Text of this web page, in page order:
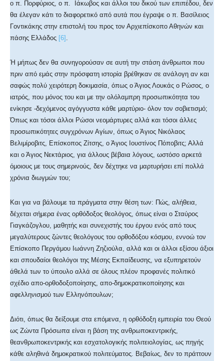
ο π. Πορφύριος, ο π. Ιάκωβος και άλλοι του δικού των επιπέδου, δεν
θα έλεγαν κάτι το διαφορετικό από αυτά που έγραψε ο π. Βασίλειος
Γοντικάκης στην επιστολή του προς τον Αρχιεπίσκοπο Αθηνών και
πάσης Ελλάδος [6] .
Ή μήπως δεν θα συνηγορούσαν σε αυτή την στάση άνθρωποι που
πριν από εμάς στην πρόσφατη ιστορία βρέθηκαν σε ανάλογη αν και
σαφώς πολύ χειρότερη δοκιμασία, όπως ο Άγιος Λουκάς ο Ρώσος, ο
ιατρός, που μόνος του και με την ολόλαμπρη προσωπικότητα του
ενίκησε -δεχόμενος αγόγγυστα κάθε μαρτύριο- όλον τον σοβιετισμό;
Όπως και τόσοι άλλοι Ρώσοι νεομάρτυρες αλλά και τόσοι άλλες
προσωπικότητες συγχρόνων Αγίων, όπως ο Άγιος Νικόλαος
Βελιμίροβιτς, Επίσκοπος Ζίτσης, ο Άγιος Ιουστίνος Πόποβιτς; Αλλά
και ο Άγιος Νεκτάριος, για άλλους βέβαια λόγους, ωστόσο αρκετά
όμοιους με τους σημερινούς, δεν δέχτηκε να μαρτυρήσει επί πολλά
χρόνια διωγμών του;
Και για να βάλουμε τα πράγματα στην θέση των: Πώς, αλήθεια,
δέχεται σήμερα ένας ορθόδοξος θεολόγος, όπως είναι ο Σταύρος
Γιαγκάζογλου, μαθητής και συνεχιστής του έργου ενός από τους
μεγαλύτερους ζώντες θεολόγους του ορθοδόξου κόσμου, εννοώ τον
Επίσκοπο Περγάμου Ιωάννη Ζηζιούλα, αλλά και οι άλλοι εξίσου άξιοι
και σπουδαίοι θεολόγοι της Μέσης Εκπαίδευσης, να εξυπηρετούν
άθελά των το ύπουλο αλλά σε όλους πλέον προφανές πολιτικό
σχέδιο απο-ορθοδοξοποίησης, απο-δημοκρατικοποίησης και
αφελληνισμού των Ελληνόπουλων;
Διότι, όπως θα δείξουμε στα επόμενα, η ορθόδοξη εμπειρία του Θεού
ως Ζώντα Πρόσωπα είναι η βάση της ανθρωποκεντρικής,
θεανθρωποκεντρικής και εσχατολογικής πολιτειολογίας, ως πηγής
κάθε αληθινά δημοκρατικού πολιτεύματος. Βεβαίως, δεν το πράττουν